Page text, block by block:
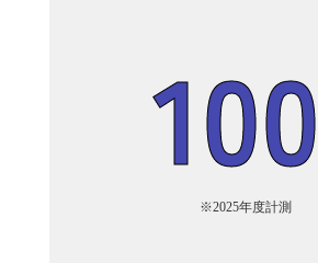
100
※2025年度計測